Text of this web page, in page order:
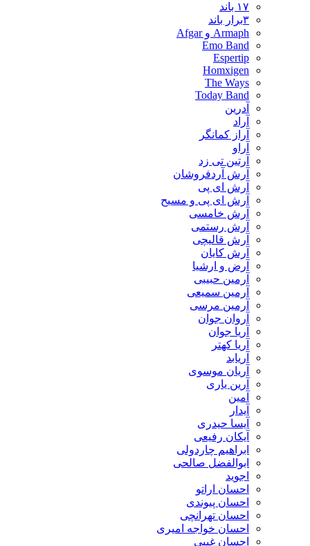
۱۷ باند
۳برار باند
Armaph و Afgar
Emo Band
Espertip
Homxigen
The Ways
Today Band
آدرین
آراد
آراز کمانگر
آراو
آرتین تی زد
آرش آردفروشان
آرش ای پی
آرش ای پی و مسیح
آرش خامسی
آرش رستمی
آرش قالیچی
آرش کایان
​آرض و ارشیا
آرمین حبیبی
آرمین سمیعی
آرمین مرسی
آروان جوان
آریا جوان
آریا کهتر
آریابد
آریان موسوی
آرین یاری
آمین
آیدار
آیسا حیدری
آیکان رفیعی
ابراهیم چاردولی
ابوالفضل صالحی
اجوید
احسان اراتو
احسان پیوندی
احسان تهرانچی
احسان خواجه امیری
احسان غیبی